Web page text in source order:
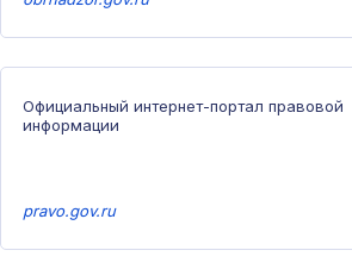
Официальный интернет-портал правовой
информации
pravo.gov.ru